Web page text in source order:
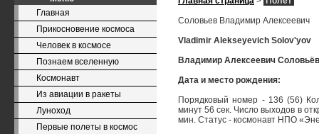
Главная
Прикосновение космоса
Человек в космосе
Познаем вселенную
Космонавт
Из авиации в ракеты
Луноход
Первые полеты в космос
Соловьев Владимир Алексеевич
Vladimir Alekseyevich Solov'yov
Владимир Алексеевич Соловьёв
Дата и место рождения:
Порядковый номер - 136 (56)
минут 56 сек. Число выходов в
мин. Статус - космонавт НПО